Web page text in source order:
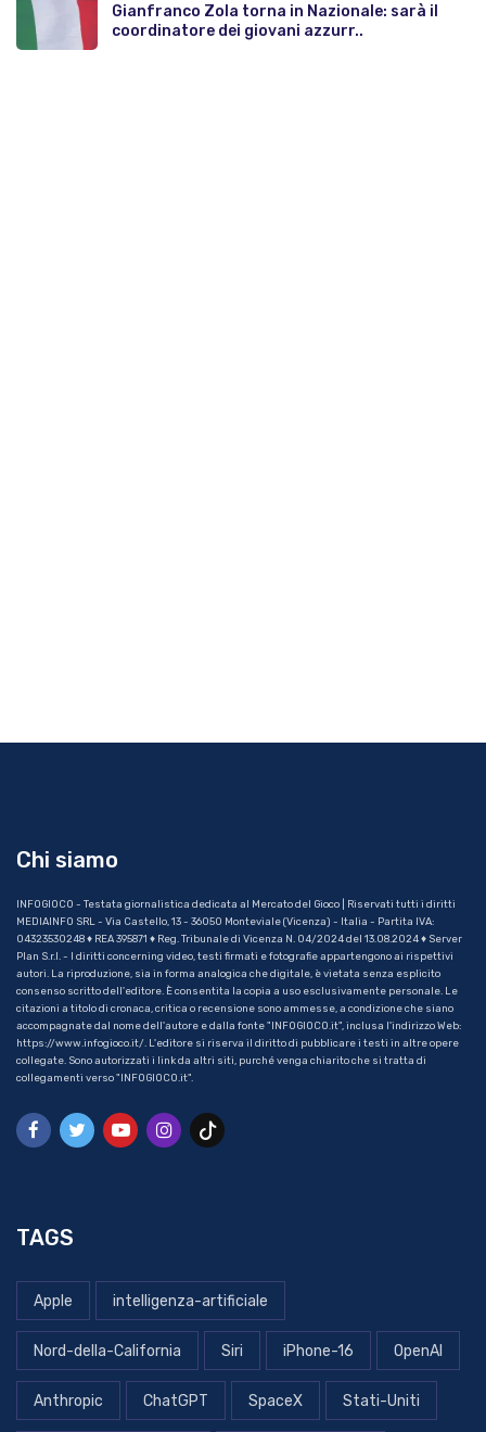
Gianfranco Zola torna in Nazionale: sarà il
coordinatore dei giovani azzurr..
Chi siamo
INFOGIOCO - Testata giornalistica dedicata al Mercato del Gioco | Riservati tutti i diritti
MEDIAINFO SRL - Via Castello, 13 - 36050 Monteviale (Vicenza) - Italia - Partita IVA:
04323530248 ♦ REA 395871 ♦ Reg. Tribunale di Vicenza N. 04/2024 del 13.08.2024 ♦ Server
Plan S.r.l. - I diritti concerning video, testi firmati e fotografie appartengono ai rispettivi
autori. La riproduzione, sia in forma analogica che digitale, è vietata senza esplicito
consenso scritto dell'editore. È consentita la copia a uso esclusivamente personale. Le
citazioni a titolo di cronaca, critica o recensione sono ammesse, a condizione che siano
accompagnate dal nome dell'autore e dalla fonte "INFOGIOCO.it", inclusa l'indirizzo Web:
https://www.infogioco.it/. L'editore si riserva il diritto di pubblicare i testi in altre opere
collegate. Sono autorizzati i link da altri siti, purché venga chiarito che si tratta di
collegamenti verso "INFOGIOCO.it".
TAGS
Apple intelligenza-artificiale
Nord-della-California Siri iPhone-16 OpenAI
Anthropic ChatGPT SpaceX Stati-Uniti